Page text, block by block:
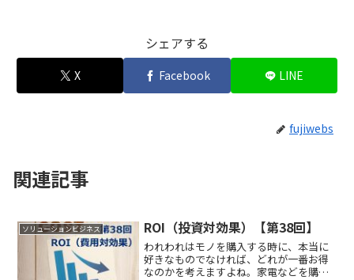
シェアする
X Facebook LINE
fujiwebs
関連記事
ソリューションビジネス ROI（投資対効果）【第38回】
われわれはモノを購入する時に、本当に
好きなものでなければ、どれが一番お得
なのかを考えますよね。家電などを購入